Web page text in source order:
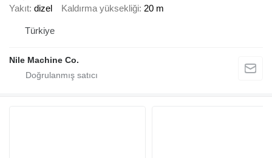
Yakıt dizel Kaldırma yüksekliği 20 m
Türkiye
Nile Machine Co.